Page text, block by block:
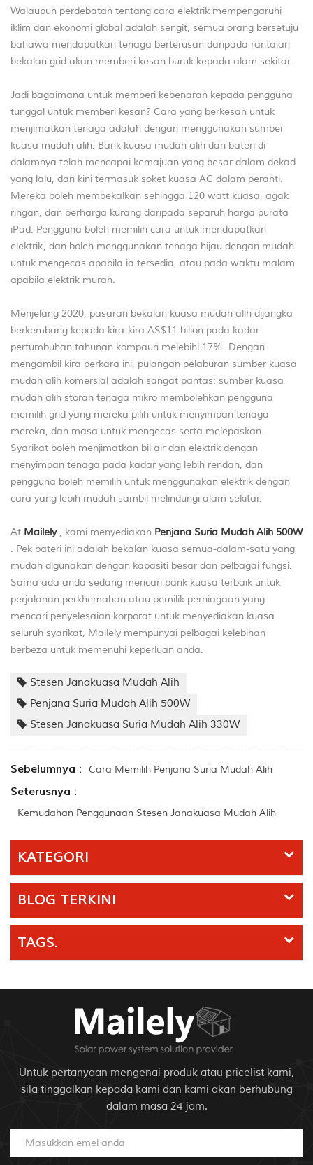
Walaupun perdebatan tentang cara elektrik mempengaruhi
iklim dan ekonomi global adalah sengit, semua orang bersetuju
bahawa mendapatkan tenaga berterusan daripada rantaian
bekalan grid akan memberi kesan buruk kepada alam sekitar.
Jadi bagaimana untuk memberi kebenaran kepada pengguna
tunggal untuk memberi kesan? Cara yang berkesan untuk
menjimatkan tenaga adalah dengan menggunakan sumber
kuasa mudah alih. Bank kuasa mudah alih dan bateri di
dalamnya telah mencapai kemajuan yang besar dalam dekad
yang lalu, dan kini termasuk soket kuasa AC dalam peranti.
Mereka boleh membekalkan sehingga 120 watt kuasa, agak
ringan, dan berharga kurang daripada separuh harga purata
iPad. Pengguna boleh memilih cara untuk mendapatkan
elektrik, dan boleh menggunakan tenaga hijau dengan mudah
untuk mengecas apabila ia tersedia, atau pada waktu malam
apabila elektrik murah.
Menjelang 2020, pasaran bekalan kuasa mudah alih dijangka
berkembang kepada kira-kira AS$11 bilion pada kadar
pertumbuhan tahunan kompaun melebihi 17%. Dengan
mengambil kira perkara ini, pulangan pelaburan sumber kuasa
mudah alih komersial adalah sangat pantas: sumber kuasa
mudah alih storan tenaga mikro membolehkan pengguna
memilih grid yang mereka pilih untuk menyimpan tenaga
mereka, dan masa untuk mengecas serta melepaskan.
Syarikat boleh menjimatkan bil air dan elektrik dengan
menyimpan tenaga pada kadar yang lebih rendah, dan
pengguna boleh memilih untuk menggunakan elektrik dengan
cara yang lebih mudah sambil melindungi alam sekitar.
At Mailely, kami menyediakan Penjana Suria Mudah Alih 500W
. Pek bateri ini adalah bekalan kuasa semua-dalam-satu yang
mudah digunakan dengan kapasiti besar dan pelbagai fungsi.
Sama ada anda sedang mencari bank kuasa terbaik untuk
perjalanan perkhemahan atau pemilik perniagaan yang
mencari penyelesaian korporat untuk menyediakan kuasa
seluruh syarikat, Mailely mempunyai pelbagai kelebihan
berbeza untuk memenuhi keperluan anda.
Stesen Janakuasa Mudah Alih
Penjana Suria Mudah Alih 500W
Stesen Janakuasa Suria Mudah Alih 330W
Sebelumnya : Cara Memilih Penjana Suria Mudah Alih
Seterusnya :
Kemudahan Penggunaan Stesen Janakuasa Mudah Alih
KATEGORI
BLOG TERKINI
TAGS.
Untuk pertanyaan mengenai produk atau pricelist kami,
sila tinggalkan kepada kami dan kami akan berhubung
dalam masa 24 jam.